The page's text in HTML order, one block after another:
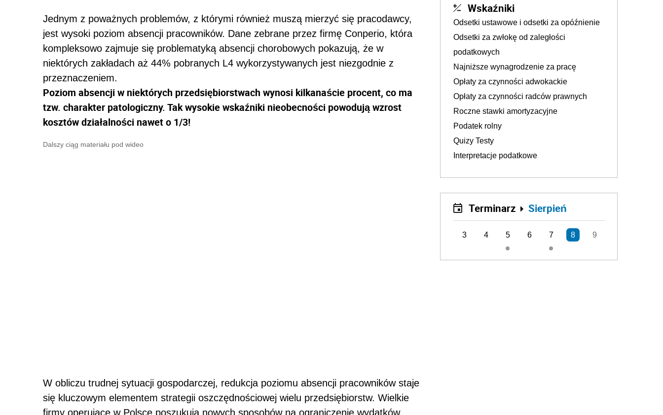
Jednym z poważnych problemów, z którymi również muszą mierzyć się pracodawcy,
jest wysoki poziom absencji pracowników. Dane zebrane przez firmę Conperio, która
kompleksowo zajmuje się problematyką absencji chorobowych pokazują, że w
niektórych zakładach aż 44% pobranych L4 wykorzystywanych jest niezgodnie z
przeznaczeniem.
Poziom absencji w niektórych przedsiębiorstwach wynosi kilkanaście procent, co ma
tzw. charakter patologiczny. Tak wysokie wskaźniki nieobecności powodują wzrost
kosztów działalności nawet o 1/3!
Dalszy ciąg materiału pod wideo
W obliczu trudnej sytuacji gospodarczej, redukcja poziomu absencji pracowników staje
się kluczowym elementem strategii oszczędnościowej wielu przedsiębiorstw. Wielkie
firmy operujące w Polsce poszukują nowych sposobów na ograniczenie wydatków,
Wskaźniki
Odsetki ustawowe i odsetki za opóźnienie
Odsetki za zwłokę od zaległości
podatkowych
Najniższe wynagrodzenie za pracę
Opłaty za czynności adwokackie
Opłaty za czynności radców prawnych
Roczne stawki amortyzacyjne
Podatek rolny
Quizy Testy
Interpretacje podatkowe
Terminarz Sierpień
3 4 5 6 7 8 9